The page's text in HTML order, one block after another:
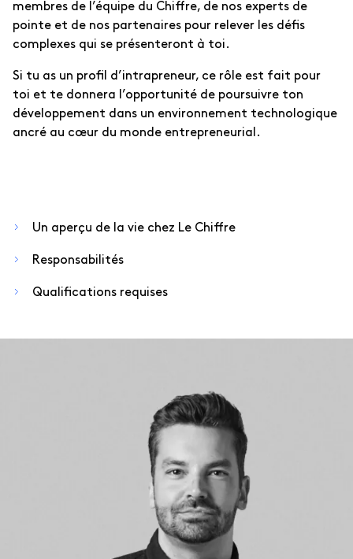
membres de l’équipe du Chiffre, de nos experts de
pointe et de nos partenaires pour relever les défis
complexes qui se présenteront à toi.
Si tu as un profil d’intrapreneur, ce rôle est fait pour
toi et te donnera l’opportunité de poursuivre ton
développement dans un environnement technologique
ancré au cœur du monde entrepreneurial.
Un aperçu de la vie chez Le Chiffre
Responsabilités
Qualifications requises